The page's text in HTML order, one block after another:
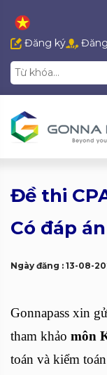
Đăng ký
Đề thi
Có đáp
Ngày đăng : 13-08-
Gonnapass xin
tham khảo môn
toán và kiểm